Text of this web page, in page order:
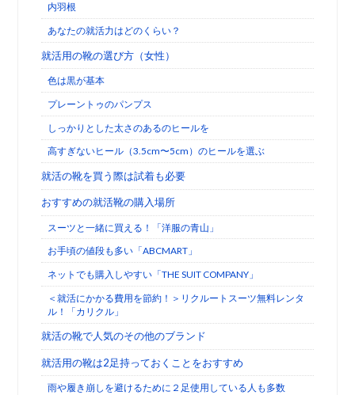
内羽根
あなたの就活力はどのくらい？
就活用の靴の選び方（女性）
色は黒が基本
プレーントゥのパンプス
しっかりとした太さのあるのヒールを
高すぎないヒール（3.5cm〜5cm）のヒールを選ぶ
就活の靴を買う際は試着も必要
おすすめの就活靴の購入場所
スーツと一緒に買える！「洋服の青山」
お手頃の値段も多い「ABCMART」
ネットでも購入しやすい「THE SUIT COMPANY」
＜就活にかかる費用を節約！＞リクルートスーツ無料レンタ
ル！「カリクル」
就活の靴で人気のその他のブランド
就活用の靴は2足持っておくことをおすすめ
雨や履き崩しを避けるために２足使用している人も多数